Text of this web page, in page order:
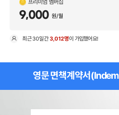
프리미엄 멤버십
9,000 원/월
최근30일간3,012명이 가입했어요!
영문 면책계약서